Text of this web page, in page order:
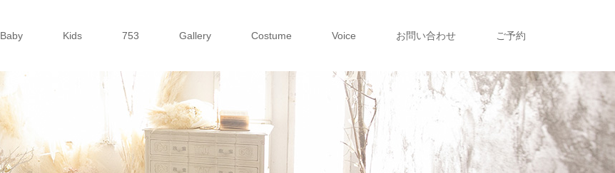
Baby Kids 753 Gallery Costume Voice お問い合わせ ご予約